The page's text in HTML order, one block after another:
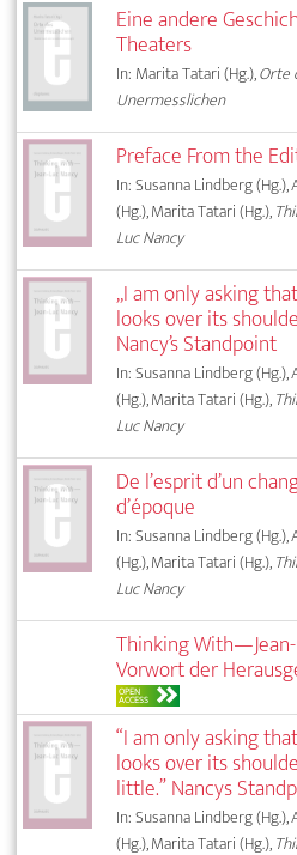
Eine andere
Theaters
In: Marita Tatari (Hg.),Orte
Unermesslichen
Preface From the
In: Susanna Lindberg
(Hg.), Marita Tatari (Hg.),
Luc Nancy
„I am only asking
looks over its
Nancy’s Standpoint
In: Susanna Lindberg
(Hg.), Marita Tatari (Hg.),
Luc Nancy
De l’esprit d’un
d’époque
In: Susanna Lindberg
(Hg.), Marita Tatari (Hg.),
Luc Nancy
Thinking
Vorwort der
OPEN
ACCESS
“I am only asking
looks over its
little.” Nancys
In: Susanna Lindberg
(Hg.), Marita Tatari (Hg.),